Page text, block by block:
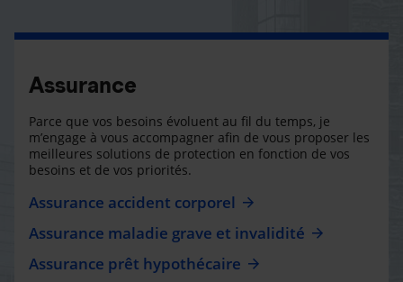
Assurance
Parce que vos besoins évoluent au fil du temps, je
m’engage à vous accompagner afin de vous proposer les
meilleures solutions de protection en fonction de vos
besoins et de vos priorités.
Assurance accident corporel
Assurance maladie grave et invalidité
Assurance prêt hypothécaire